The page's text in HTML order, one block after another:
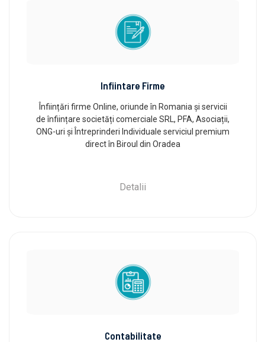
Infiintare Firme
Înființări firme Online, oriunde în Romania și servicii
de înființare societăți comerciale SRL, PFA, Asociații,
ONG-uri și Întreprinderi Individuale serviciul premium
direct în Biroul din Oradea
Detalii
Contabilitate